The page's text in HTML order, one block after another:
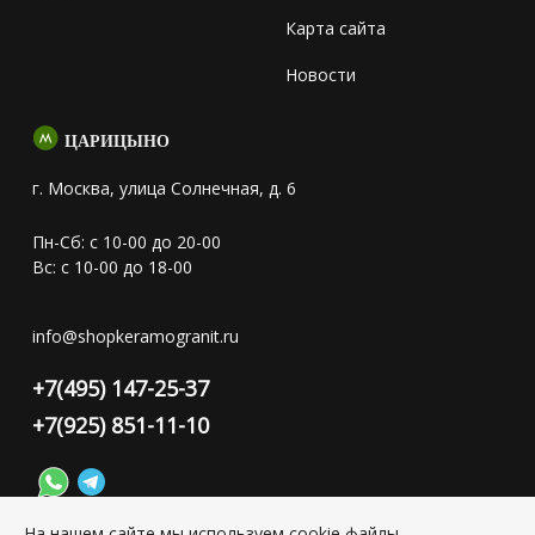
Карта сайта
Новости
ЦАРИЦЫНО
г. Москва, улица Солнечная, д. 6
Пн-Сб: с 10-00 до 20-00
Вс: с 10-00 до 18-00
info@shopkeramogranit.ru
+7(495) 147-25-37
+7(925) 851-11-10